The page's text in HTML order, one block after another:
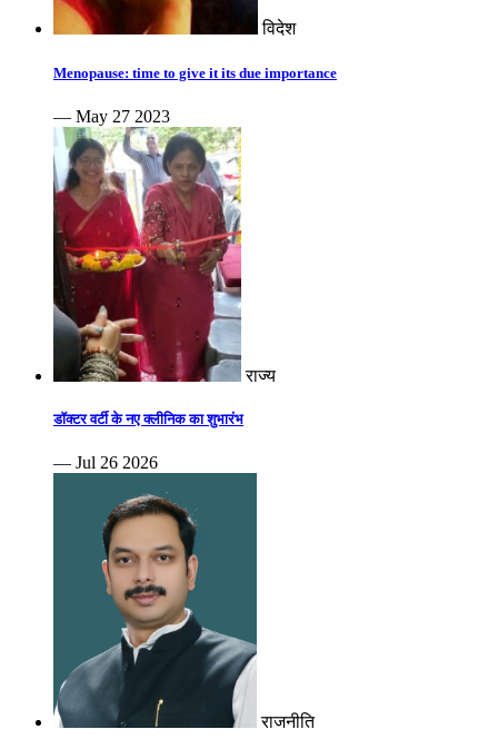
विदेश
Menopause: time to give it its due importance
— May 27 2023
राज्य
डॉक्टर वर्टी के नए क्लीनिक का शुभारंभ
— Jul 26 2026
राजनीति